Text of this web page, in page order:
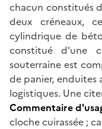
chacun constitués
deux créneaux,
cylindrique de
constitué d'une
souterraine est
de panier, enduites
logistiques. Une
Commentaire
cloche cuirassée ;